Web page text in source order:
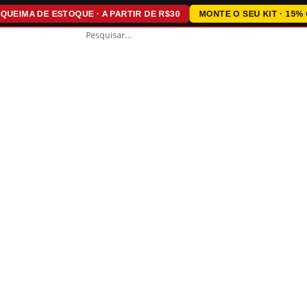
DE ESTOQUE · A PARTIR DE R$30 MONTE O SEU KIT · 15% OFF